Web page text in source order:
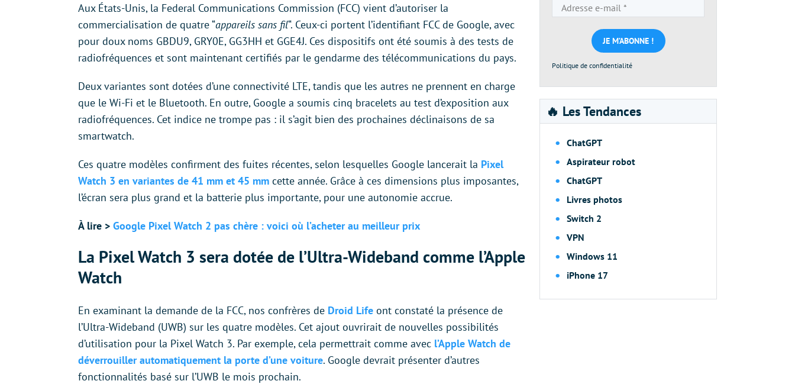
Aux États-Unis, la Federal Communications Commission (FCC) vient d’autoriser la
commercialisation de quatre “appareils sans fil“. Ceux-ci portent l’identifiant FCC de Google, avec
pour doux noms GBDU9, GRY0E, GG3HH et GGE4J. Ces dispositifs ont été soumis à des tests de
radiofréquences et sont maintenant certifiés par le gendarme des télécommunications du pays.
Deux variantes sont dotées d’une connectivité LTE, tandis que les autres ne prennent en charge
que le Wi-Fi et le Bluetooth. En outre, Google a soumis cinq bracelets au test d’exposition aux
radiofréquences. Cet indice ne trompe pas : il s’agit bien des prochaines déclinaisons de sa
smartwatch.
Ces quatre modèles confirment des fuites récentes, selon lesquelles Google lancerait la Pixel
Watch 3 en variantes de 41 mm et 45 mm cette année. Grâce à ces dimensions plus imposantes,
l’écran sera plus grand et la batterie plus importante, pour une autonomie accrue.
À lire > Google Pixel Watch 2 pas chère : voici où l’acheter au meilleur prix
La Pixel Watch 3 sera dotée de l’Ultra-Wideband comme l’Apple
Watch
En examinant la demande de la FCC, nos confrères de Droid Life ont constaté la présence de
l’Ultra-Wideband (UWB) sur les quatre modèles. Cet ajout ouvrirait de nouvelles possibilités
d’utilisation pour la Pixel Watch 3. Par exemple, cela permettrait comme avec l’Apple Watch de
déverrouiller automatiquement la porte d’une voiture. Google devrait présenter d’autres
fonctionnalités basé sur l’UWB le mois prochain.
e-
mail
*
Politique de confidentialité
🔥 Les Tendances
ChatGPT
Aspirateur robot
ChatGPT
Livres photos
Switch 2
VPN
Windows 11
iPhone 17